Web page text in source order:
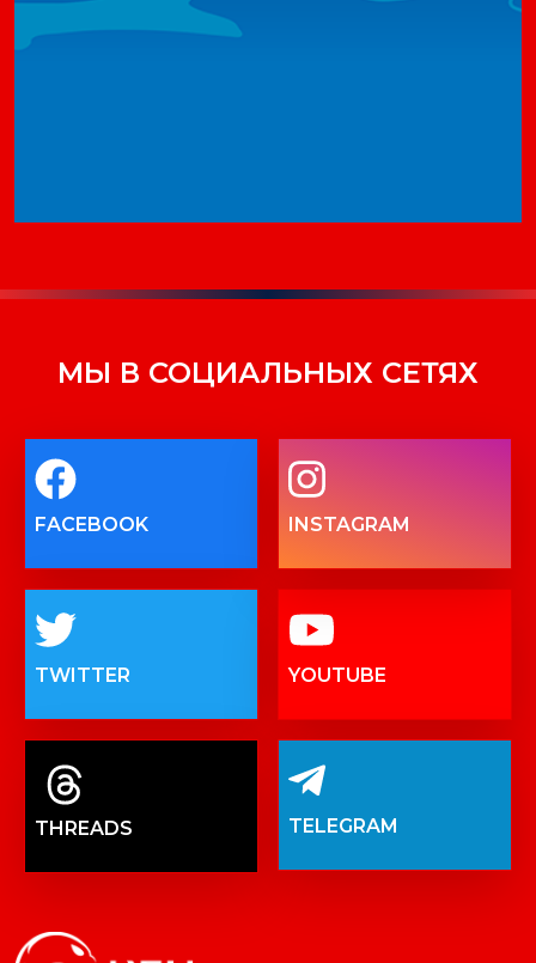
МЫ В СОЦИАЛЬНЫХ СЕТЯХ
FACEBOOK INSTAGRAM
TWITTER YOUTUBE
THREADS TELEGRAM